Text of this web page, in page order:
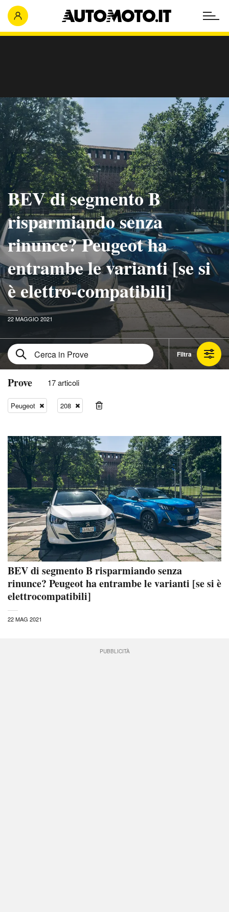
BEV di segmento B
risparmiando senza
rinunce? Peugeot ha
entrambe le varianti [se si
è elettro-compatibili]
22 MAGGIO 2021
Filtra
Prove 17 articoli
Peugeot 208
BEV di segmento B risparmiando senza
rinunce? Peugeot ha entrambe le varianti [se si è
elettrocompatibili]
22 MAG 2021
PUBBLICITÀ